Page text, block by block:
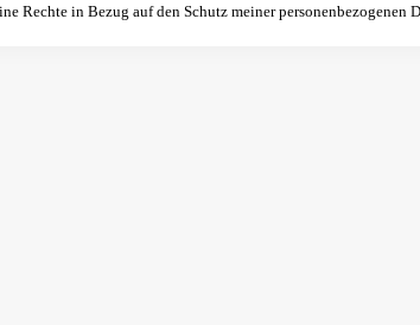
Rechte in Bezug auf den Schutz meiner